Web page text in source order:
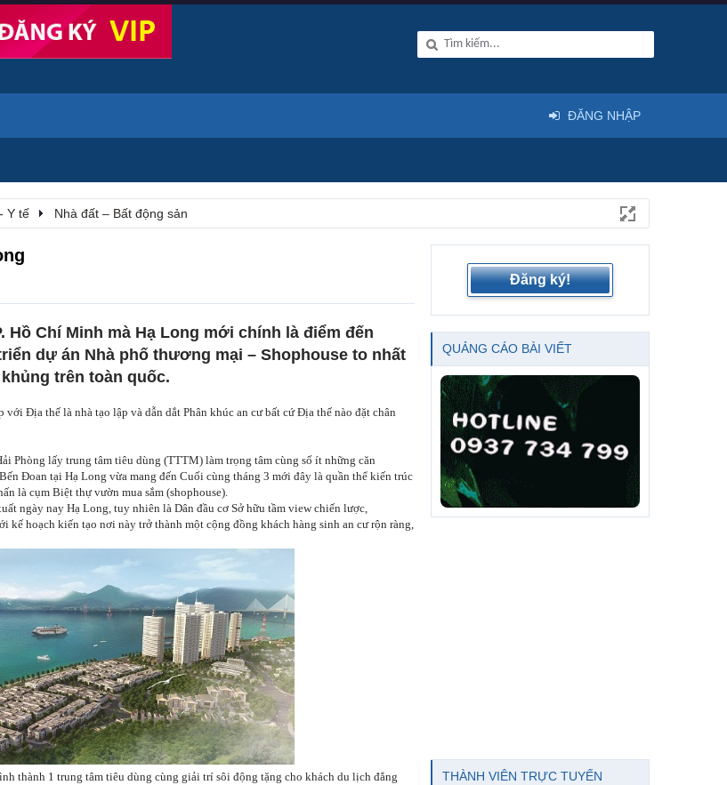
Y tế Nhà đất – Bất động sản
Hồ Chí Minh mà Hạ Long mới chính là điểm đến
dự án Nhà phố thương mại – Shophouse to nhất
trên toàn quốc.
Địa thế là nhà tạo lập và dẫn dắt Phân khúc an cư bất cứ Địa thế nào đặt chân
Phòng lấy trung tâm tiêu dùng (TTTM) làm trọng tâm cùng số ít những căn
Đoan tại Hạ Long vừa mang đến Cuối cùng tháng 3 mới đây là quần thể kiến trúc
là cụm Biệt thự vườn mua sắm (shophouse).
ngày nay Hạ Long, tuy nhiên là Dân đầu cơ Sở hữu tầm view chiến lược,
kế hoạch kiến tạo nơi này trở thành một cộng đồng khách hàng sinh an cư rộn ràng,
thành 1 trung tâm tiêu dùng cùng giải trí sôi động tặng cho khách du lịch đẳng
Đăng ký!
QUẢNG CÁO BÀI VIẾT
THÀNH VIÊN TRỰC TUYẾN
ĐĂNG NHẬP